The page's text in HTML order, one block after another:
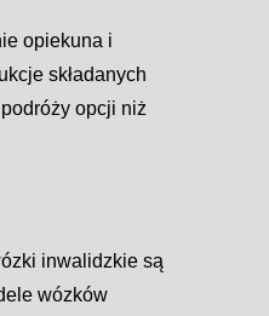
opiekuna i
składanych
opcji niż
inwalidzkie są
wózków